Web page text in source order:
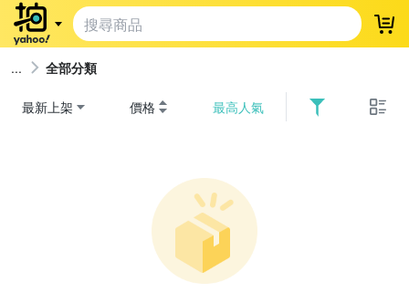
登
全部分類
最新上架 價格 最高人氣